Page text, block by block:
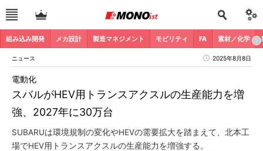
組み込み開発 メカ設計 製造マネジメント モビリティ FA 素材／化学
ニュース 2025年8月8日
スバルがHEV用トランスアクスルの生産能力を増
強、2027年に30万台
電動化
SUBARUは環境規制の変化やHEVの需要拡大を踏まえて、北本工
場でHEV用トランスアクスルの生産能力を増強する。